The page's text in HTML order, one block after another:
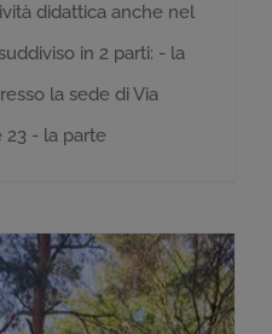
didattica anche nel
in 2 parti: - la
la sede di Via
23 - la parte